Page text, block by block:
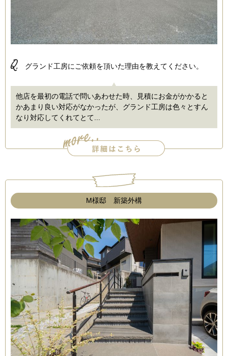
Q. グランド工房にご依頼を頂いた理由を教えてください。
他店を最初の電話で問いあわせた時、見積にお金がかかると
かあまり良い対応がなかったが、グランド工房は色々とすん
なり対応してくれてとて...
M様邸 新築外構